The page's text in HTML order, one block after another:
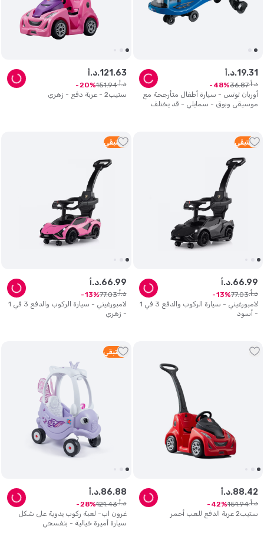
أوربان توتس - سيارة أطفال متأرجحة مع
موسيقى وبوق - سمايلي - قد يختلف
د.أ.19.31
د.أ. 36.87
48
ستيب2 - عربة دفع - زهري
د.أ.121 .63
د.أ. 151.94
20
2 متبقي
لامبورغيني - سيارة الركوب والدفع 3 في 1
- أسود
د.أ.66.99
د.أ. 77.03
13
5 متبقي
لامبورغيني - سيارة الركوب والدفع 3 في 1
- زهري
د.أ.66.99
د.أ. 77.03
13
ستيب2 عربة الدفع للعب أحمر
د.أ.88.42
د.أ. 151.94
42
3 متبقي
غرون اب- لعبة ركوب يدوية على شكل
سيارة أميرة خيالية - بنفسجي
د.أ.86.88
د.أ. 121.43
28